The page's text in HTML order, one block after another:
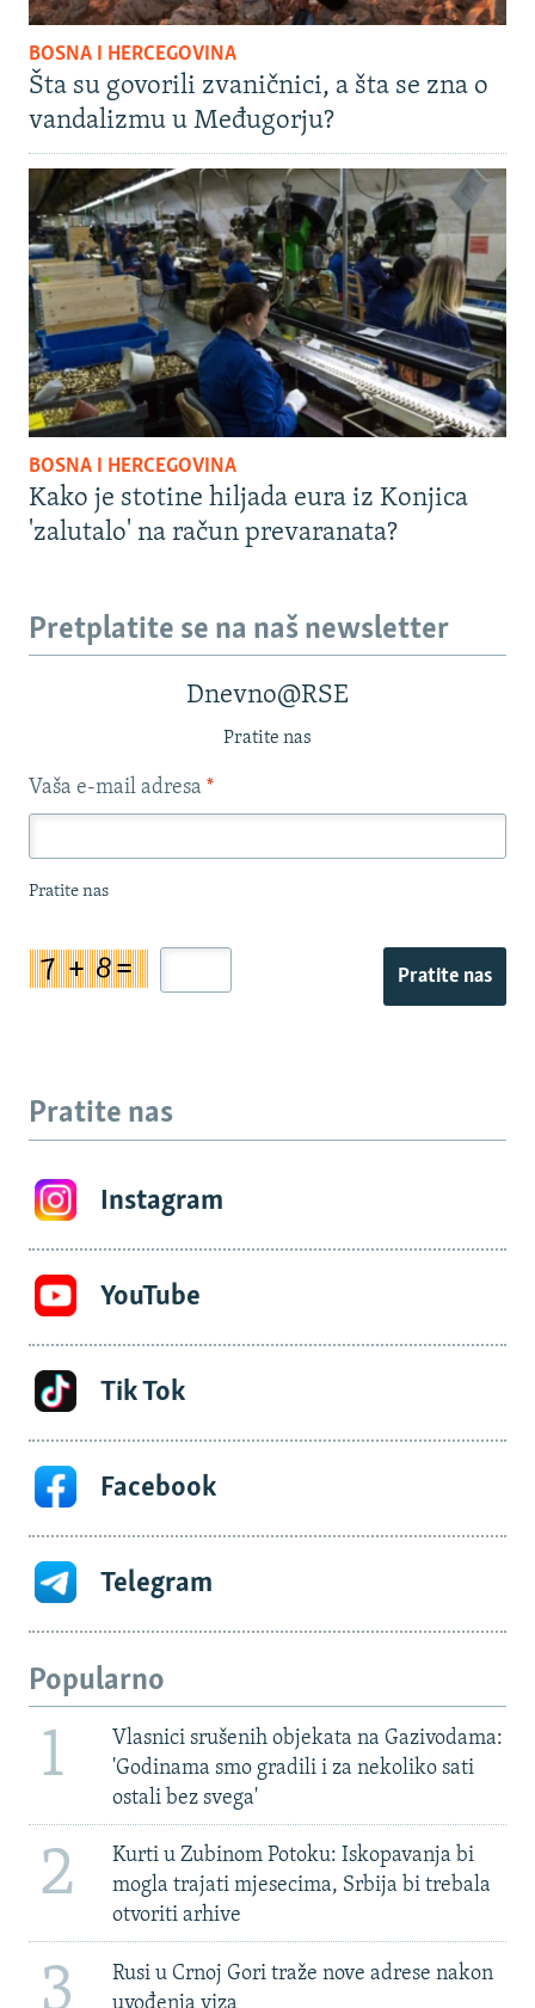
BOSNA I HERCEGOVINA
Šta su govorili zvaničnici, a šta se zna o
vandalizmu u Međugorju?
BOSNA I HERCEGOVINA
Kako je stotine hiljada eura iz Konjica
'zalutalo' na račun prevaranata?
Pretplatite se na naš newsletter
Dnevno@RSE
Pratite nas
Vaša e-mail adresa *
Pratite nas
Pratite nas
Pratite nas
Instagram
YouTube
Tik Tok
Facebook
Telegram
Popularno
1
Vlasnici srušenih objekata na Gazivodama:
'Godinama smo gradili i za nekoliko sati
ostali bez svega'
2
Kurti u Zubinom Potoku: Iskopavanja bi
mogla trajati mjesecima, Srbija bi trebala
otvoriti arhive
3
Rusi u Crnoj Gori traže nove adrese nakon